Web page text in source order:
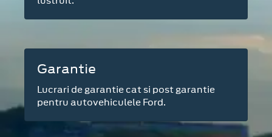
Garantie
Lucrari de garantie cat si post garantie
pentru autovehiculele Ford.